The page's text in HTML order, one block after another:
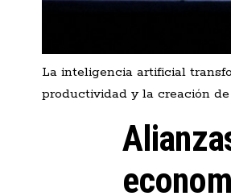
La inteligencia artificial
productividad y la creación